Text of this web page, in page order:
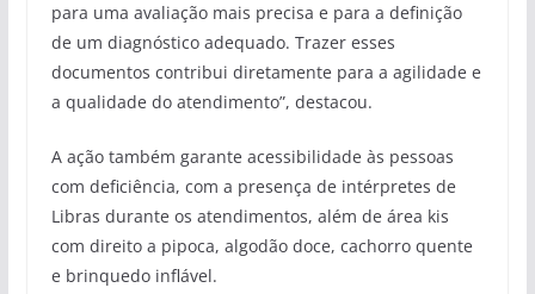
para uma avaliação mais precisa e para a definição
de um diagnóstico adequado. Trazer esses
documentos contribui diretamente para a agilidade e
a qualidade do atendimento”, destacou.
A ação também garante acessibilidade às pessoas
com deficiência, com a presença de intérpretes de
Libras durante os atendimentos, além de área kis
com direito a pipoca, algodão doce, cachorro quente
e brinquedo inflável.